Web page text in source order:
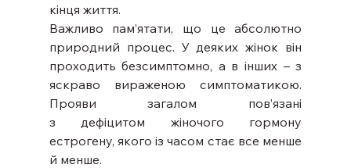
кінця життя.
Важливо пам’ятати, що це абсолютно
природний процес. У деяких жінок він
проходить безсимптомно, а в інших – з
яскраво вираженою симптоматикою.
Прояви загалом пов’язані
з дефіцитом жіночого гормону
естрогену, якого із часом стає все менше
й менше.